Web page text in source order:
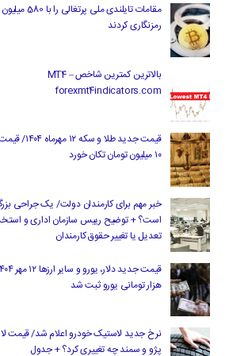
مقامات تایلندی
رمزنگاری کردند
بالاترین کمترین شاخص MT4 –
forexmt4indicators.com
قیمت جدید طلا
۱۰ میلیون تومان تکان خورد
خبر مهم برای کارمندان دولت/ یک جراحی
است؟ + توضیح رییس سازمان اداری و
تعدیل یا تغییر حقوق کارمندان
هزار تومانی یورو ثبت شد
نرخ جدید لاستیک خودرو اعلام شد/ قیمت
پژو و سمند چه تغییری کرد؟ + جدول